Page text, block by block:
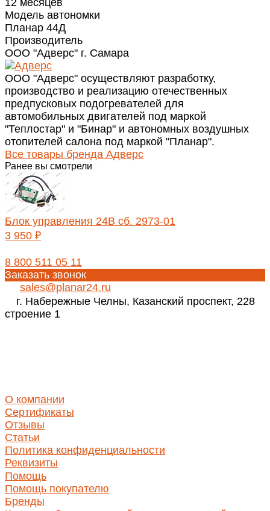
12 месяцев
Модель автономки
Планар 44Д
Производитель
ООО "Адверс" г. Самара
ООО "Адверс" осуществляют разработку,
производство и реализацию отечественных
предпусковых подогревателей для
автомобильных двигателей под маркой
"Теплостар" и "Бинар" и автономных воздушных
отопителей салона под маркой "Планар".
Все товары бренда Адверс
Ранее вы смотрели
Блок управления 24В сб. 2973-01
3 950 ₽
8 800 511 05 11
Заказать звонок
sales@planar24.ru
г. Набережные Челны, Казанский проспект, 228
строение 1
О компании
Сертификаты
Отзывы
Статьи
Политика конфиденциальности
Реквизиты
Помощь
Помощь покупателю
Бренды